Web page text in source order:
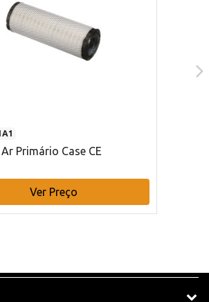
Primário Case CE
Ver Preço